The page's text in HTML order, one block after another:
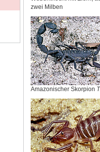
zwei Milben
Amazonischer Skorpion